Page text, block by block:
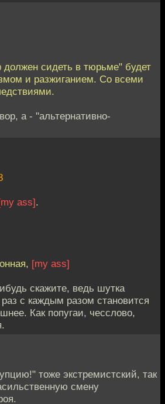
сидеть в тюрьме" будет
и разжиганием. Со всеми
а - "альтернативно-
ass].
[my ass]
скажите, ведь шутка
с каждым разом становится
Как попугаи, чесслово,
тоже экстремистский, так
смену